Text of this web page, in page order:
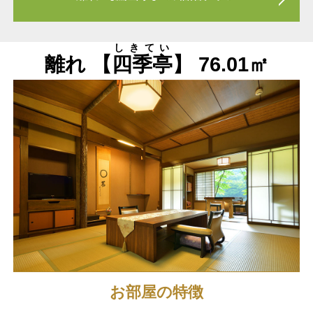
離れ 【 四季亭
しきてい
】 76.01㎡
お部屋の特徴